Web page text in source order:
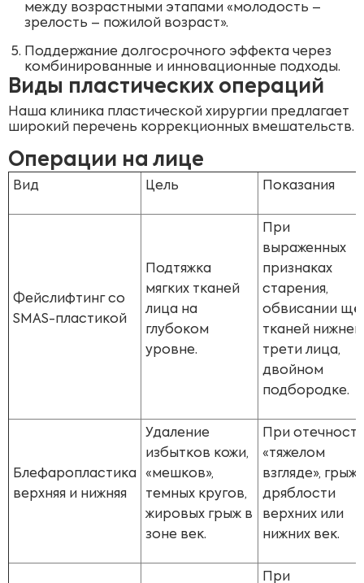
между возрастными этапами «молодость –
зрелость – пожилой возраст».
Поддержание долгосрочного эффекта через
комбинированные и инновационные подходы.
Виды пластических операций
Наша клиника пластической хирургии предлагает
широкий перечень коррекционных вмешательств.
Операции на лице
Вид Цель Показания
Фейслифтинг со
SMAS-пластикой
Подтяжка
мягких тканей
лица на
глубоком
уровне.
При
выраженных
признаках
старения,
обвисании
тканей нижней
трети лица,
двойном
подбородке.
Блефаропластика
верхняя и нижняя
Удаление
избытков кожи,
«мешков»,
темных кругов,
жировых грыж в
зоне век.
При
«тяжелом
взгляде»,
дряблости
верхних или
нижних век.
При